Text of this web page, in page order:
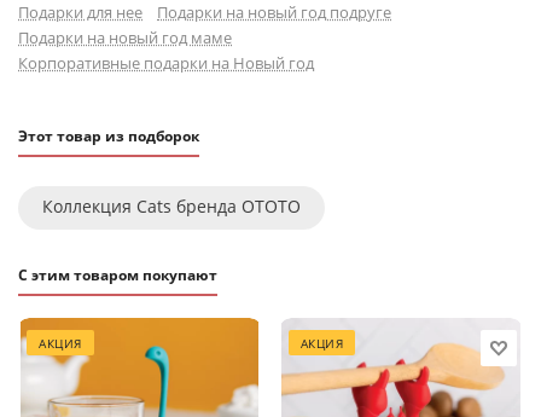
Подарки для нее
Подарки на новый год подруге
Подарки на новый год маме
Корпоративные подарки на Новый год
Этот товар из подборок
Коллекция Cats бренда OTOTO
С этим товаром покупают
АКЦИЯ АКЦИЯ